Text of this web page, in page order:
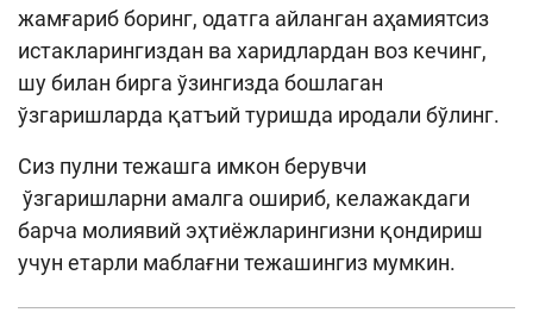
жамғариб боринг, одатга айланган аҳамиятсиз
истакларингиздан ва харидлардан воз кечинг,
шу билан бирга ўзингизда бошлаган
ўзгаришларда қатъий туришда иродали бўлинг.
Сиз пулни тежашга имкон берувчи
ўзгаришларни амалга ошириб, келажакдаги
барча молиявий эҳтиёжларингизни қондириш
учун етарли маблағни тежашингиз мумкин.